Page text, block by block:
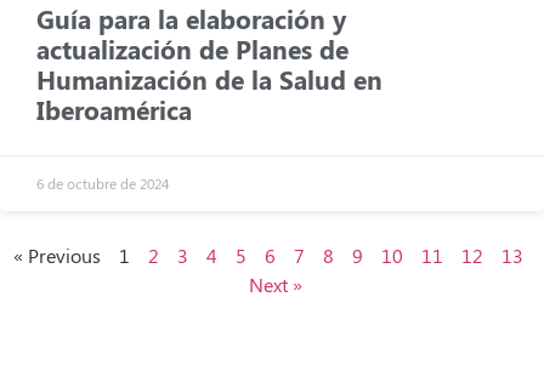
Guía para la elaboración y
actualización de Planes de
Humanización de la Salud en
Iberoamérica
6 de octubre de 2024
« Previous 1 2 3 4 5 6 7 8 9 10 11 12
13
Next »